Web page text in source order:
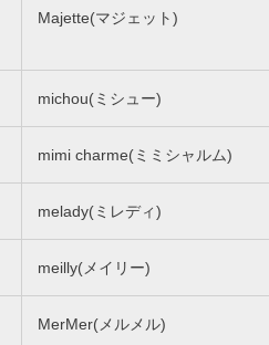
Majette(マジェット)
michou(ミシュー)
mimi charme(ミミシャルム)
melady(ミレディ)
meilly(メイリー)
MerMer(メルメル)